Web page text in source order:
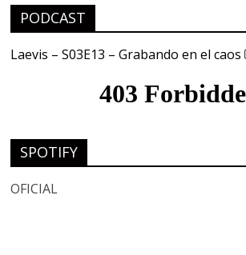
PODCAST
Laevis – S03E13 – Grabando en el caos
SPOTIFY
OFICIAL